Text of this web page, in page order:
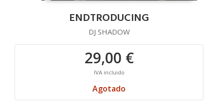
ENDTRODUCING
DJ SHADOW
29,00 €
IVA incluido
Agotado